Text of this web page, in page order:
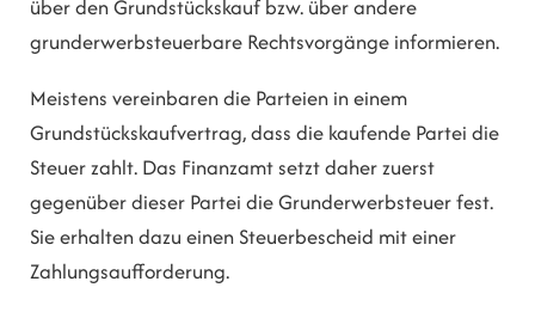
über den Grundstückskauf bzw. über andere
grunderwerbsteuerbare Rechtsvorgänge informieren.
Meistens vereinbaren die Parteien in einem
Grundstückskaufvertrag, dass die kaufende Partei die
Steuer zahlt. Das Finanzamt setzt daher zuerst
gegenüber dieser Partei die Grunderwerbsteuer fest.
Sie erhalten dazu einen Steuerbescheid mit einer
Zahlungsaufforderung.